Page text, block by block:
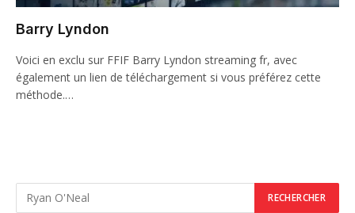
Barry Lyndon
Voici en exclu sur FFIF Barry Lyndon streaming fr, avec
également un lien de téléchargement si vous préférez cette
méthode.…